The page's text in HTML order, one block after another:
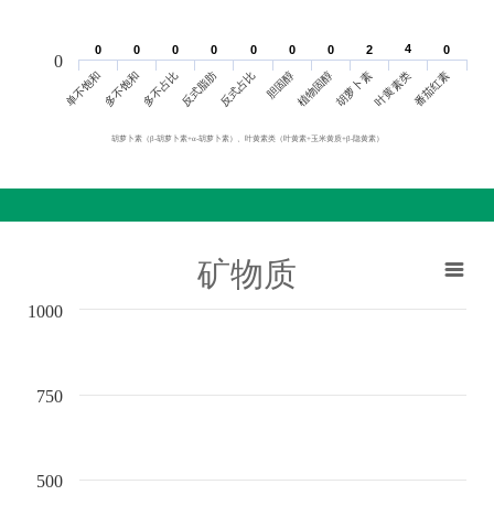
胡萝卜素（β-胡萝卜素+α-胡萝卜素）、叶黄素类（叶黄素+玉米黄质+β-隐黄素）
0
0 0
0 0
0 0
0 0
0 0
0 0
0 2
2 4
4 0
0
单不饱和多不饱和多不占比反式脂肪反式占比 胆固醇植物固醇胡萝卜素叶黄素类番茄红素
0
矿物质
500
750
1000